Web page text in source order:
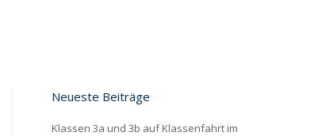
Neueste Beiträge
Klassen 3a und 3b auf Klassenfahrt im